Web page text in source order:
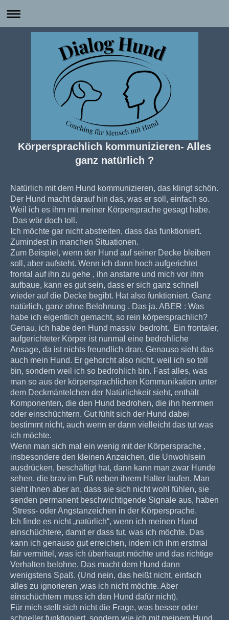
Körpersprachlich kommunizieren- Alles
ganz natürlich ?
Natürlich mit dem Hund kommunizieren, das klingt schön.
Der Hund macht darauf hin das, was er soll, einfach so.
Weil ich es ihm mit meiner Körpersprache gesagt habe.
Das wär doch toll.
Ich möchte gar nicht abstreiten, dass das funktioniert.
Zumindest in manchen Situationen.
Zum Beispiel, wenn der Hund auf seiner Decke bleiben
soll, aber aufsteht. Wenn ich dann hoch aufgerichtet
frontal auf ihn zu gehe , ihn anstarre und mich vor ihm
aufbaue, kann es gut sein, dass er sich ganz schnell
wieder auf die Decke begibt. Hat also funktioniert. Ganz
natürlich, ganz ohne Belohnung . Das ja. ABER : Was
habe ich eigentlich gemacht, so rein körpersprachlich?
Genau, ich habe den Hund massiv bedroht. Ein frontaler,
aufgerichteter Körper ist nunmal eine bedrohliche
Ansage, da ist nichts freundlich dran. Genauso sieht das
auch mein Hund. Er gehorcht also nicht, weil ich so toll
bin, sondern weil ich so bedrohlich bin. Fast alles, was
man so aus der körpersprachlichen Kommunikation unter
dem Deckmäntelchen der Natürlichkeit sieht, enthält
Komponenten, die den Hund bedrohen, die ihn hemmen
oder einschüchtern. Gut fühlt sich der Hund dabei
bestimmt nicht, auch wenn er dann vielleicht das tut was
ich möchte.
Wenn man sich mal ein wenig mit der Körpersprache ,
insbesondere den kleinen Anzeichen, die Unwohlsein
ausdrücken, beschäftigt hat, dann kann man zwar Hunde
sehen, die brav im Fuß neben ihrem Halter laufen. Man
sieht ihnen aber an, dass sie sich nicht wohl fühlen, sie
senden permanent beschwichtigende Signale aus, haben
Stress- oder Angstanzeichen in der Körpersprache.
Ich finde es nicht „natürlich“, wenn ich meinen Hund
einschüchtere, damit er dass tut, was ich möchte. Das
kann ich genauso gut erreichen, indem ich ihm erstmal
fair vermittel, was ich überhaupt möchte und das richtige
Verhalten belohne. Das macht dem Hund dann
wenigstens Spaß. (Und nein, das heißt nicht, einfach
alles zu ignorieren ,was ich nicht möchte. Aber
einschüchtern muss ich den Hund dafür nicht).
Für mich stellt sich nicht die Frage, was besser oder
schneller funktioniert, sondern wie ich mit meinem Hund